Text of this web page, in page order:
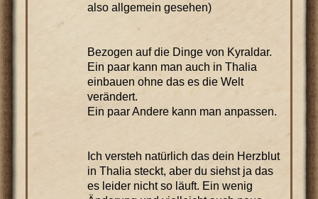
also allgemein gesehen)
Bezogen auf die Dinge von Kyraldar.
Ein paar kann man auch in Thalia
einbauen ohne das es die Welt
verändert.
Ein paar Andere kann man anpassen.
Ich versteh natürlich das dein Herzblut
in Thalia steckt, aber du siehst ja das
es leider nicht so läuft. Ein wenig